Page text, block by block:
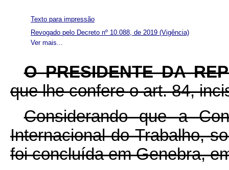
Ver mais...
Texto para impressão
Revogado pelo Decreto nº 10.088, de 2019 (Vigência)
O PRESIDENTE DA
que lhe confere o art. 84,
Considerando que a
Internacional do Trabalho,
foi concluída em Genebra,